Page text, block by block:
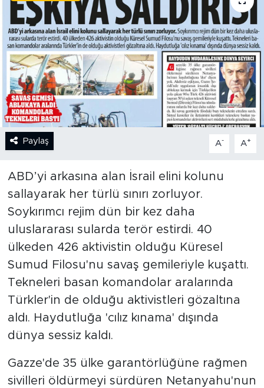
Paylaş A- A+
ABD’yi arkasına alan İsrail elini kolunu
sallayarak her türlü sınırı zorluyor.
Soykırımcı rejim dün bir kez daha
uluslararası sularda terör estirdi. 40
ülkeden 426 aktivistin olduğu Küresel
Sumud Filosu'nu savaş gemileriyle kuşattı.
Tekneleri basan komandolar aralarında
Türkler'in de olduğu aktivistleri gözaltına
aldı. Haydutluğa 'cılız kınama' dışında
dünya sessiz kaldı.
Gazze'de 35 ülke garantörlüğüne rağmen
sivilleri öldürmeyi sürdüren Netanyahu'nun
KULİS
YAZARLAR
DİNİ
POLİTİKA
EKONOMİ
KÜLTÜR SANAT
YAŞAM
TARİHTEN GÜNÜMÜZE
TARİH
KADIN
SİYASET